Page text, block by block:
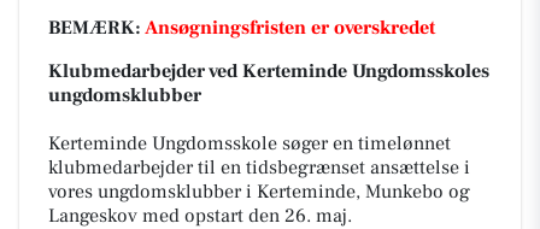
BEMÆRK: Ansøgningsfristen er overskredet
Klubmedarbejder ved Kerteminde Ungdomsskoles
ungdomsklubber
Kerteminde Ungdomsskole søger en timelønnet
klubmedarbejder til en tidsbegrænset ansættelse i
vores ungdomsklubber i Kerteminde, Munkebo og
Langeskov med opstart den 26. maj.